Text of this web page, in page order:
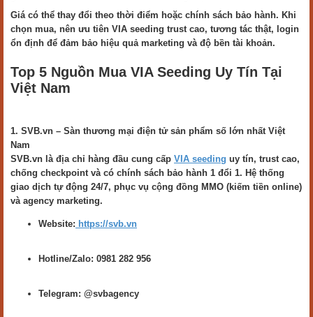
Giá có thể thay đổi theo thời điểm hoặc chính sách bảo hành. Khi
chọn mua, nên ưu tiên VIA seeding trust cao, tương tác thật, login
ổn định để đảm bảo hiệu quả marketing và độ bền tài khoản.
Top 5 Nguồn Mua VIA Seeding Uy Tín Tại
Việt Nam
1. SVB.vn – Sàn thương mại điện tử sản phẩm số lớn nhất Việt
Nam
SVB.vn là địa chỉ hàng đầu cung cấp VIA seeding uy tín, trust cao,
chống checkpoint và có chính sách bảo hành 1 đổi 1. Hệ thống
giao dịch tự động 24/7, phục vụ cộng đồng MMO (kiếm tiền online)
và agency marketing.
Website: https://svb.vn
Hotline/Zalo: 0981 282 956
Telegram: @svbagency